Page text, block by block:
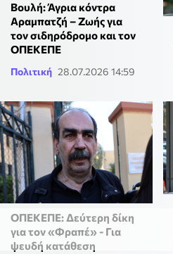
Βουλή: Άγρια κόντρα
Αραμπατζή – Ζωής για
τον σιδηρόδρομο και τον
ΟΠΕΚΕΠΕ
Πολιτική 28.07.2026 14:59
ΟΠΕΚΕΠΕ: Δεύτερη δίκη
για τον «Φραπέ» - Για
ψευδή κατάθεση